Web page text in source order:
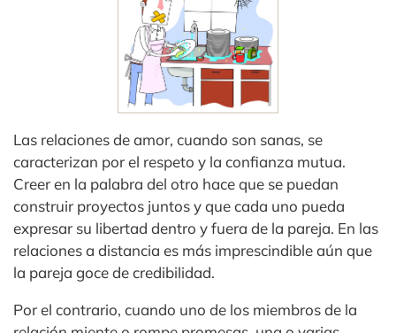
Las relaciones de amor, cuando son sanas, se
caracterizan por el respeto y la confianza mutua.
Creer en la palabra del otro hace que se puedan
construir proyectos juntos y que cada uno pueda
expresar su libertad dentro y fuera de la pareja. En las
relaciones a distancia es más imprescindible aún que
la pareja goce de credibilidad.
Por el contrario, cuando uno de los miembros de la